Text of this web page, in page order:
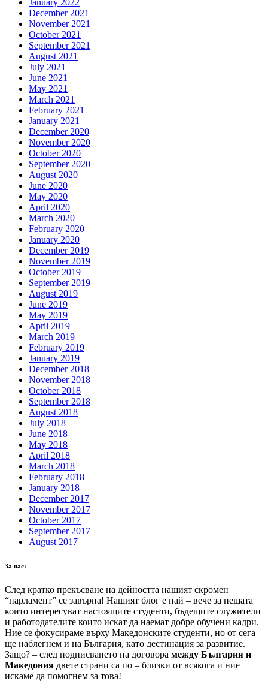
January 2022
December 2021
November 2021
October 2021
September 2021
August 2021
July 2021
June 2021
May 2021
March 2021
February 2021
January 2021
December 2020
November 2020
October 2020
September 2020
August 2020
June 2020
May 2020
April 2020
March 2020
February 2020
January 2020
December 2019
November 2019
October 2019
September 2019
August 2019
June 2019
May 2019
April 2019
March 2019
February 2019
January 2019
December 2018
November 2018
October 2018
September 2018
August 2018
July 2018
June 2018
May 2018
April 2018
March 2018
February 2018
January 2018
December 2017
November 2017
October 2017
September 2017
August 2017
За нас:
След кратко прекъсване на дейността нашият скромен
“парламент” се завърна! Нашият блог е най – вече за нещата
които интересуват настоящите студенти, бъдещите служители
и работодателите които искат да наемат добре обучени кадри.
Ние се фокусираме върху Македонските студенти, но от сега
ще наблегнем и на България, като дестинация за развитие.
Защо? – след подписването на договора между България и
Македония двете страни са по – близки от всякога и ние
искаме да помогнем за това!